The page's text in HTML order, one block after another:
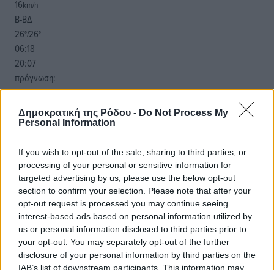
Δημοκρατική της Ρόδου - Do Not Process My
Personal Information
If you wish to opt-out of the sale, sharing to third parties, or
processing of your personal or sensitive information for
targeted advertising by us, please use the below opt-out
section to confirm your selection. Please note that after your
opt-out request is processed you may continue seeing
interest-based ads based on personal information utilized by
us or personal information disclosed to third parties prior to
your opt-out. You may separately opt-out of the further
disclosure of your personal information by third parties on the
IAB’s list of downstream participants. This information may
16km/h
Β-ΒΔ
26°/26°
06:18
20:07
πρόγνωση:
31°
ΣΑ
28°
29 °
ΔΕ
29°
ΤΡ